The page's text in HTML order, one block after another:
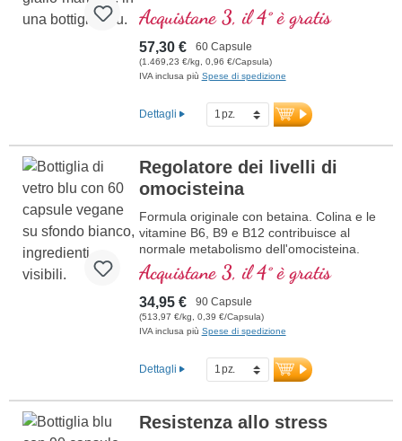
funzione normale della psiche
Acquistane 3, il 4° è gratis
57,30 € 60 Capsule
(1.469,23 €/kg, 0,96 €/Capsula)
IVA inclusa più Spese di spedizione
Dettagli
Regolatore dei livelli di
omocisteina
Formula originale con betaina. Colina e le
vitamine B6, B9 e B12 contribuisce al
normale metabolismo dell'omocisteina.
Betaina deve essere incluso con minimo
1,5 g di avere un effetto sui livelli di
omocisteina. Vitamine del gruppo B in
forma bioattiva
Acquistane 3, il 4° è gratis
34,95 € 90 Capsule
(513,97 €/kg, 0,39 €/Capsula)
IVA inclusa più Spese di spedizione
Dettagli
Resistenza allo stress